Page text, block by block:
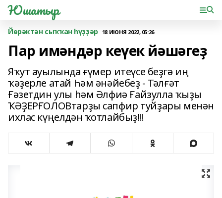
Юшатыр
Йөрәктән сыҡҡан һүҙҙәр 18 ИЮНЯ 2022, 05:26
Пар имәндәр кеүек йәшәгеҙ
Яҡут ауылында ғүмер итеүсе беҙгә иң
ҡәҙерле атай Һәм әнәйебеҙ - Тәлғәт
Ғәзетдин улы һәм Әлфиә Ғайзулла ҡыҙы
ҠӘҘЕРҒОЛОВтарҙы сапфир туйҙары менән
ихлас күңелдән ҡотлайбыҙ!!!